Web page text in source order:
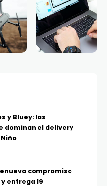
y Bluey: las
dominan el delivery
compromiso
entrega 19